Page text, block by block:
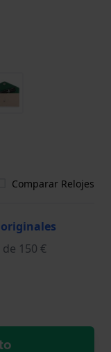
Comparar Relojes
originales
150 €